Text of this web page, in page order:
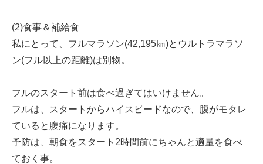
(2)食事＆補給食
私にとって、フルマラソン(42,195㎞)とウルトラマラソ
ン(フル以上の距離)は別物。
フルのスタート前は食べ過ぎてはいけません。
フルは、スタートからハイスピードなので、腹がモタレ
ていると腹痛になります。
予防は、朝食をスタート2時間前にちゃんと適量を食べ
ておく事。